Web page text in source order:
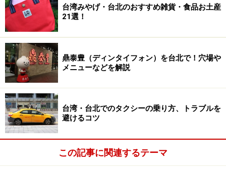
さな声で話すのがマナーです。
悠遊カーを購入する
悠遊カー（手前）と悠遊カーをカスタマイズするシール
悠遊カー（ヨウヨウカー・Easycard）は、これ1枚で台
北MRTと、台北の公共バスに乗れる便利なカード。売値
台湾みやげ・台北のおすすめ雑貨・食品お土産
21選！
鼎泰豊（ディンタイフォン）を台北で！穴場や
メニューなどを解説
台湾・台北でのタクシーの乗り方、トラブルを
避けるコツ
この記事に関連するテーマ